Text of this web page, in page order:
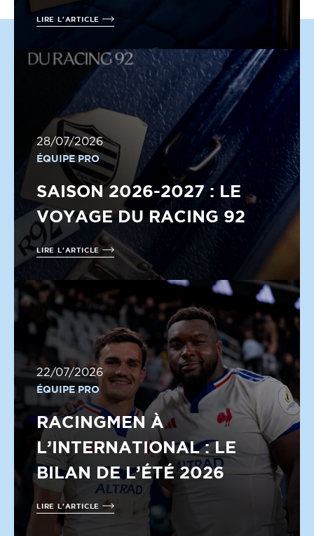
LIRE L'ARTICLE
28/07/2026
ÉQUIPE PRO
SAISON 2026-2027 : LE
VOYAGE DU RACING 92
LIRE L'ARTICLE
22/07/2026
ÉQUIPE PRO
RACINGMEN À
L’INTERNATIONAL : LE
BILAN DE L’ÉTÉ 2026
LIRE L'ARTICLE